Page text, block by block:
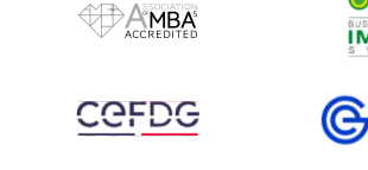
IMAGE
IMAGE